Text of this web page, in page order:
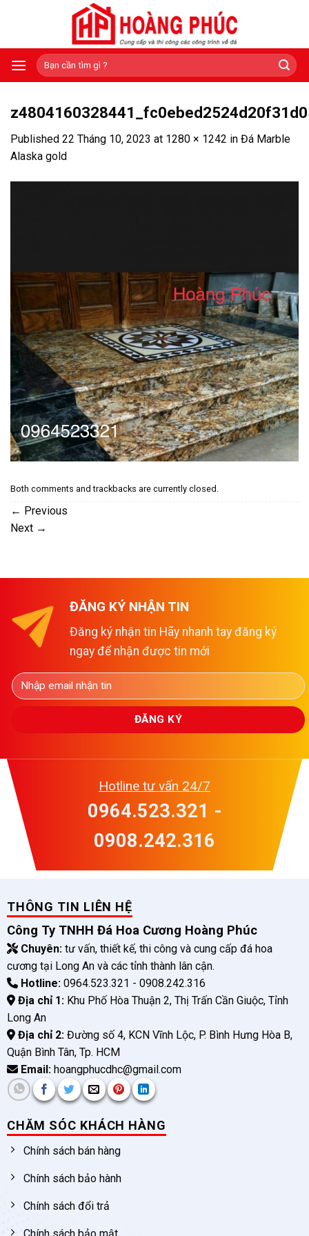
Tìm
kiếm:
Published 22 Tháng 10, 2023 at 1280 × 1242 in Đá Marble
Alaska gold
Both comments and trackbacks are currently closed.
← Previous
Next →
ĐĂNG KÝ NHẬN TIN
Đăng ký nhận tin Hãy nhanh tay đăng ký
ngay để nhận được tin mới
Hotline tư vấn 24/7
0964.523.321 -
0908.242.316
THÔNG TIN LIÊN HỆ
Công Ty TNHH Đá Hoa Cương Hoàng Phúc
Chuyên:tư vấn, thiết kế, thi công và cung cấp đá hoa
cương tại Long An và các tỉnh thành lân cận.
Hotline:0964.523.321 - 0908.242.316
Địa chỉ 1:Khu Phố Hòa Thuận 2, Thị Trấn Cần Giuộc, Tỉnh
Long An
Địa chỉ 2:Đường số 4, KCN Vĩnh Lộc, P. Bình Hưng Hòa B,
Quận Bình Tân, Tp. HCM
Email:hoangphucdhc@gmail.com
CHĂM SÓC KHÁCH HÀNG
Chính sách bán hàng
Chính sách bảo hành
Chính sách đổi trả